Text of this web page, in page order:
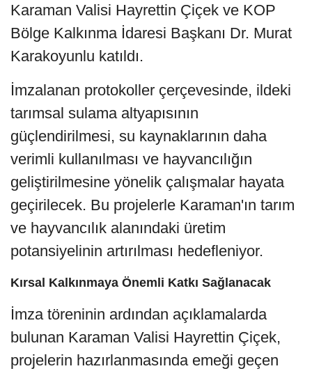
Karaman Valisi Hayrettin Çiçek ve KOP
Bölge Kalkınma İdaresi Başkanı Dr. Murat
Karakoyunlu katıldı.
İmzalanan protokoller çerçevesinde, ildeki
tarımsal sulama altyapısının
güçlendirilmesi, su kaynaklarının daha
verimli kullanılması ve hayvancılığın
geliştirilmesine yönelik çalışmalar hayata
geçirilecek. Bu projelerle Karaman'ın tarım
ve hayvancılık alanındaki üretim
potansiyelinin artırılması hedefleniyor.
Kırsal Kalkınmaya Önemli Katkı Sağlanacak
İmza töreninin ardından açıklamalarda
bulunan Karaman Valisi Hayrettin Çiçek,
projelerin hazırlanmasında emeği geçen